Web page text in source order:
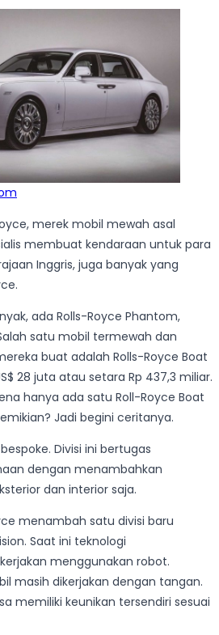
merek mobil mewah asal
membuat kendaraan untuk para
Inggris, juga banyak yang
ada Rolls-Royce Phantom,
satu mobil termewah dan
buat adalah Rolls-Royce Boat
28 juta atau setara Rp 437,3 miliar.
hanya ada satu Roll-Royce Boat
Jadi begini ceritanya.
Divisi ini bertugas
dengan menambahkan
dan interior saja.
menambah satu divisi baru
Saat ini teknologi
menggunakan robot.
masih dikerjakan dengan tangan.
memiliki keunikan tersendiri sesuai